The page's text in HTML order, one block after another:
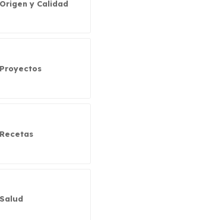
Origen y Calidad
Proyectos
Recetas
Salud